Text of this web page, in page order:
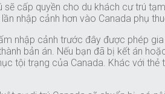
cấp quyền cho du khách cư trú
nhập cảnh hơn vào Canada phụ
nhập cảnh trước đây được phép
bản án. Nếu bạn đã bị kết án
tội trạng của Canada. Khác với